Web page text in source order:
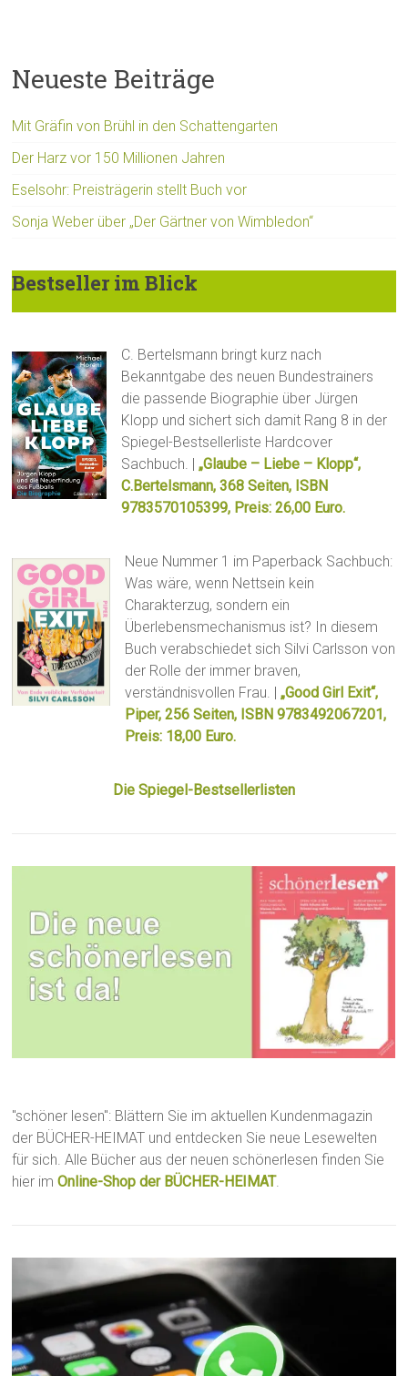
Neueste Beiträge
Mit Gräfin von Brühl in den Schattengarten
Der Harz vor 150 Millionen Jahren
Eselsohr: Preisträgerin stellt Buch vor
Sonja Weber über „Der Gärtner von Wimbledon“
Bestseller im Blick
C. Bertelsmann bringt kurz nach
Bekanntgabe des neuen Bundestrainers
die passende Biographie über Jürgen
Klopp und sichert sich damit Rang 8 in der
Spiegel-Bestsellerliste Hardcover
Sachbuch. |„Glaube – Liebe – Klopp“,
C.Bertelsmann, 368 Seiten, ISBN
9783570105399, Preis: 26,00 Euro.
Neue Nummer 1 im Paperback Sachbuch:
Was wäre, wenn Nettsein kein
Charakterzug, sondern ein
Überlebensmechanismus ist? In diesem
Buch verabschiedet sich Silvi Carlsson von
der Rolle der immer braven,
verständnisvollen Frau. |„Good Girl Exit“,
Piper, 256 Seiten, ISBN 9783492067201,
Preis: 18,00 Euro.
Die Spiegel-Bestsellerlisten
"schöner lesen": Blättern Sie im aktuellen Kundenmagazin
der BÜCHER-HEIMAT und entdecken Sie neue Lesewelten
für sich. Alle Bücher aus der neuen schönerlesen finden Sie
hier imOnline-Shop der BÜCHER-HEIMAT.